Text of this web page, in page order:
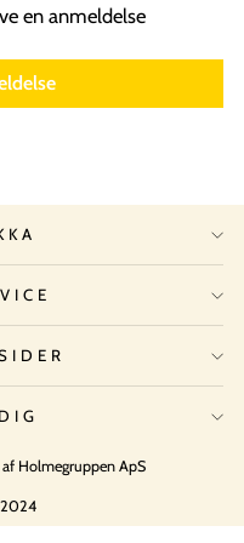
en anmeldelse
Holmegruppen ApS